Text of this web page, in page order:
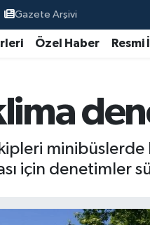
Gazete Arşivi
Özel Haber Resmi
için denetimler